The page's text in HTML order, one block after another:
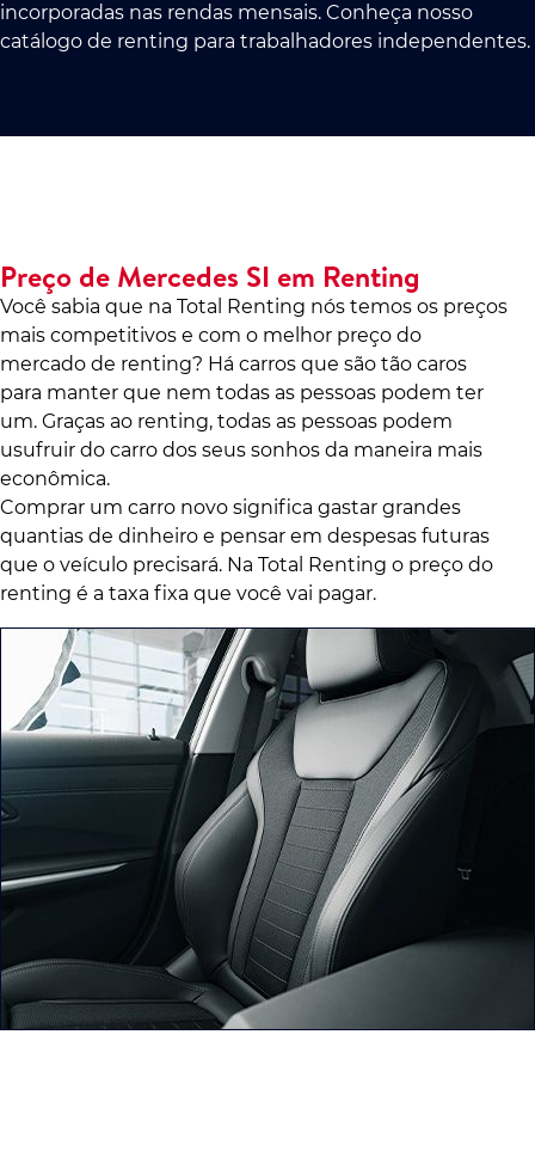
incorporadas nas rendas mensais. Conheça nosso
catálogo de renting para trabalhadores independentes.
Preço de Mercedes SI em Renting
Você sabia que na Total Renting nós temos os preços
mais competitivos e com o melhor preço do
mercado de renting? Há carros que são tão caros
para manter que nem todas as pessoas podem ter
um. Graças ao renting, todas as pessoas podem
usufruir do carro dos seus sonhos da maneira mais
econômica.
Comprar um carro novo significa gastar grandes
quantias de dinheiro e pensar em despesas futuras
que o veículo precisará. Na Total Renting o preço do
renting é a taxa fixa que você vai pagar.